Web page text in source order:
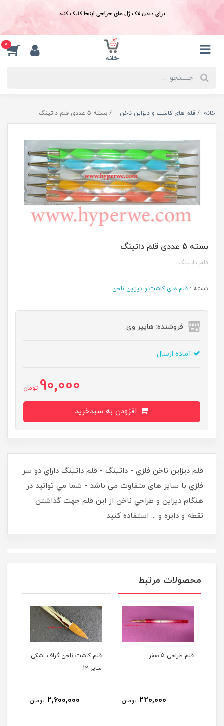
برای دیدن لاک ژل های حراجی اینجا کلیک کنید
0
خانه قلم های کاشت و دیزاین ناخن بسته 5 عددی قلم داتينگ
بسته 5 عددی قلم داتينگ
قلم داتینگ
دسته : قلم های کاشت و دیزاین ناخن
فروشنده: هایپر وی
آماده ارسال
90,000 تومان
قلم ديزاين ناخن فلزي - داتينگ - قلم داتينگ داراي دو سر
فلزي با سایز های متفاوت مي باشد - شما مي توانيد در
هنگام ديزاين و طراحي ناخن از اين قلم جهت گذاشتن
نقطه و دايره و ... استفاده کنيد
محصولات مرتبط
قلم طراحی 5 صفر
220,000 تومان
قلم کاشت ناخن گراف اشکی
سايز 12
2,600,000 تومان